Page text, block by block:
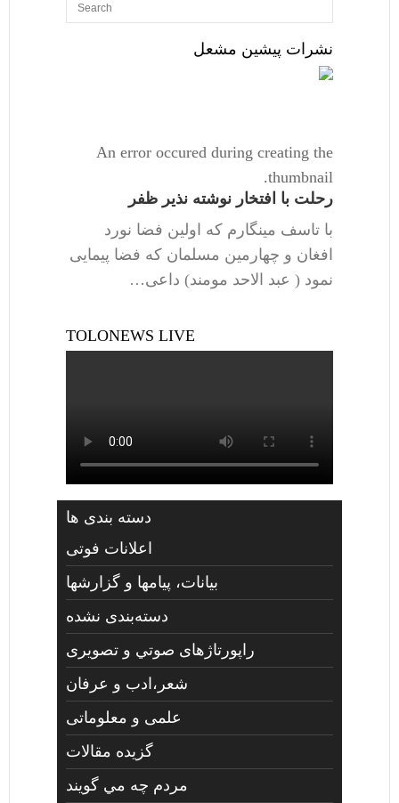
نشرات پیشین مشعل
An error occured during creating the
thumbnail.
رحلت با افتخار نوشته نذیر ظفر
با تاسف مینگارم که اولین فضا نورد
افغان و چهارمین مسلمان که فضا پیمایی
نمود ( عبد الاحد مومند) داعی…
TOLONEWS LIVE
دسته بندی ها
اعلانات فوتی
بیانات، پیامها و گزارشها
دسته‌بندی نشده
راپورتاژهای صوتي و تصويری
شعر،ادب و عرفان
علمی و معلوماتی
گزیده مقالات
مردم چه مي گويند